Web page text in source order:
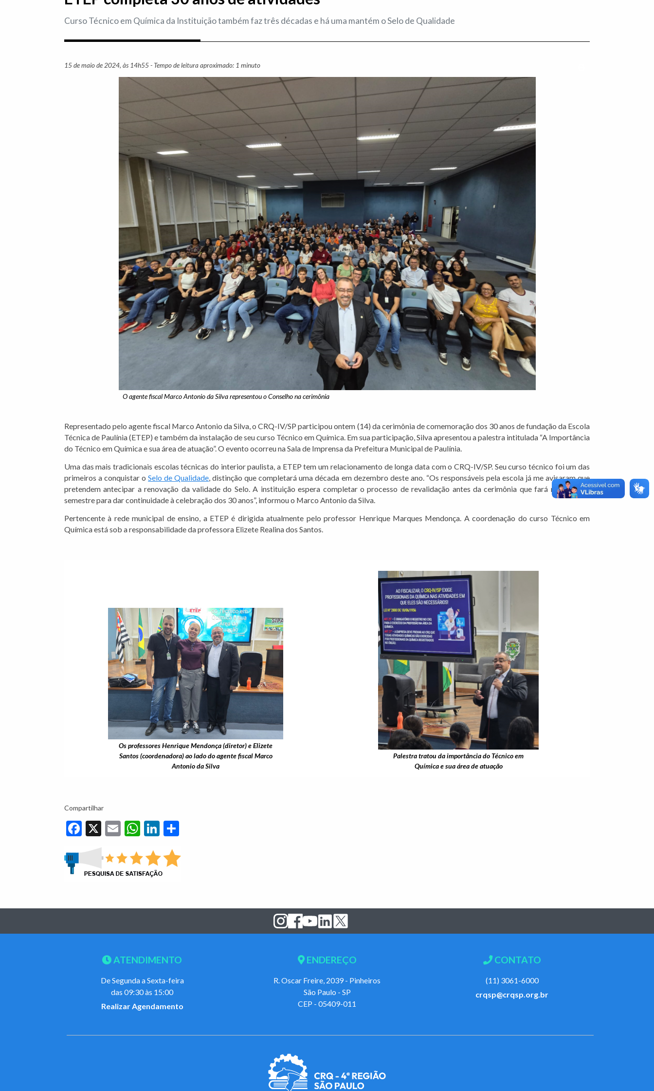
Curso Técnico em Química da Instituição também faz três décadas e há uma mantém o Selo de Qualidade
15 de maio de 2024, às 14h55 - Tempo de leitura aproximado: 1 minuto
O agente fiscal Marco Antonio da Silva representou o Conselho na cerimônia
Representado pelo agente fiscal Marco Antonio da Silva, o CRQ-IV/SP participou ontem (14) da cerimônia de comemoração dos 30 anos de fundação da Escola
Técnica de Paulínia (ETEP) e também da instalação de seu curso Técnico em Química. Em sua participação, Silva apresentou a palestra intitulada “A Importância
do Técnico em Química e sua área de atuação”. O evento ocorreu na Sala de Imprensa da Prefeitura Municipal de Paulínia.
Uma das mais tradicionais escolas técnicas do interior paulista, a ETEP tem um relacionamento de longa data com o CRQ-IV/SP. Seu curso técnico foi um das
primeiros a conquistar oSelo de Qualidade , distinção que completará uma década em dezembro deste ano. “Os responsáveis pela escola já me avisaram que
pretendem antecipar a renovação da validade do Selo. A instituição espera completar o processo de revalidação antes da cerimônia que fará no segundo
semestre para dar continuidade à celebração dos 30 anos”, informou o Marco Antonio da Silva.
Pertencente à rede municipal de ensino , a ETEP é dirigida atualmente pelo professor Henrique Marques Mendonça. A coordenação do curso Técnico em
Química está sob a responsabilidade da professora Elizete Realina dos Santos.
Os professores Henrique Mendonça (diretor) e Elizete
Santos (coordenadora) ao lado do agente fiscal Marco
Antonio da Silva
Palestra tratou da importância do Técnico em
Química e sua área de atuação
Compartilhar
Facebook
X EmailWhatsApp
LinkedIn
ATENDIMENTO
De Segunda a Sexta-feira
das 09:30 às 15:00
Realizar Agendamento
ENDEREÇO
R. Oscar Freire, 2039 - Pinheiros
São Paulo - SP
CEP - 05409-011
CONTATO
(11) 3061-6000
crqsp@crqsp.org.br